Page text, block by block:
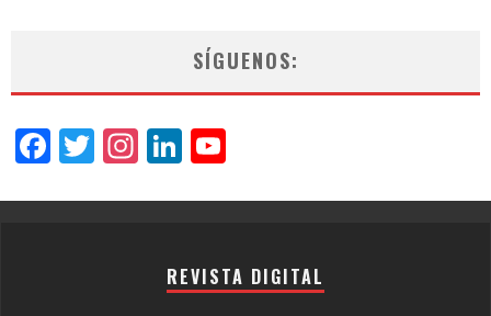
SÍGUENOS:
Facebook
Twitter
Instagram
LinkedIn
REVISTA DIGITAL